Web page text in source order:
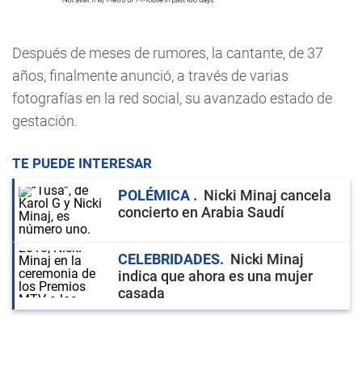
Después de meses de rumores, la cantante, de 37
años, finalmente anunció, a través de varias
fotografías en la red social, su avanzado estado de
gestación.
TE PUEDE INTERESAR
POLÉMICA
Nicki Minaj cancela
concierto en Arabia Saudí
CELEBRIDADES
Nicki Minaj
indica que ahora es una mujer
casada